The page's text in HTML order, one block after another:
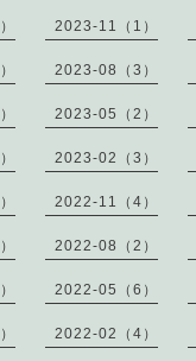
2023-11（1）
2023-08（3）
2023-05（2）
2023-02（3）
2022-11（4）
2022-08（2）
2022-05（6）
2022-02（4）